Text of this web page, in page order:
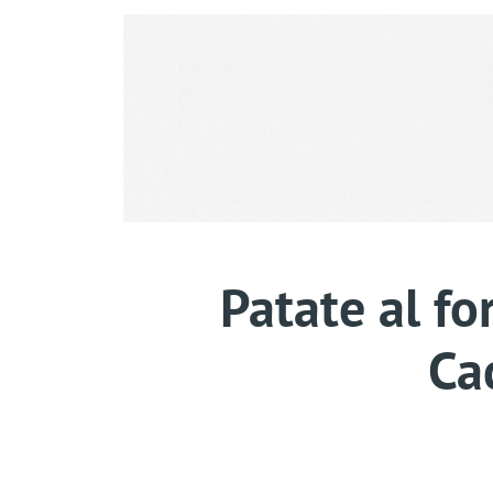
Patate al